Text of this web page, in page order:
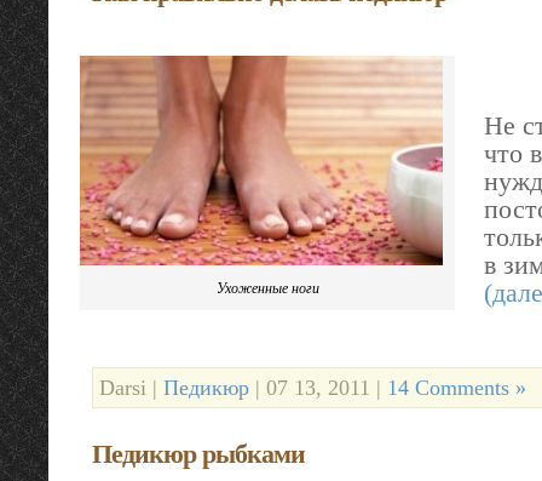
Ухоженные ноги
Не
что
в
Darsi | Педикюр | 07 13, 2011 | 14 Comments »
Педикюр рыбками